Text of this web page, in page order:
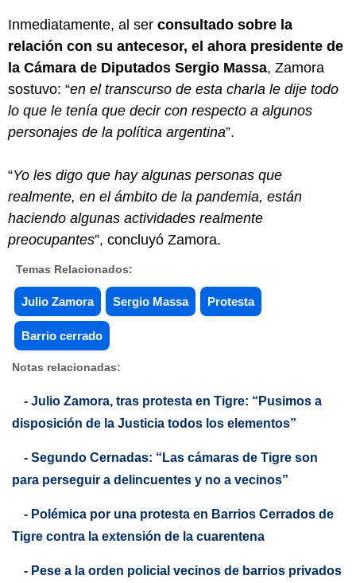
Inmediatamente, al ser consultado sobre la
relación con su antecesor, el ahora presidente de
la Cámara de Diputados Sergio Massa, Zamora
sostuvo: “en el transcurso de esta charla le dije todo
lo que le tenía que decir con respecto a algunos
personajes de la política argentina”.
“Yo les digo que hay algunas personas que
realmente, en el ámbito de la pandemia, están
haciendo algunas actividades realmente
preocupantes”, concluyó Zamora.
Temas Relacionados:
Julio Zamora Sergio Massa Protesta
Barrio cerrado
Notas relacionadas:
- Julio Zamora, tras protesta en Tigre: “Pusimos a
disposición de la Justicia todos los elementos”
- Segundo Cernadas: “Las cámaras de Tigre son
para perseguir a delincuentes y no a vecinos”
- Polémica por una protesta en Barrios Cerrados de
Tigre contra la extensión de la cuarentena
- Pese a la orden policial vecinos de barrios privados